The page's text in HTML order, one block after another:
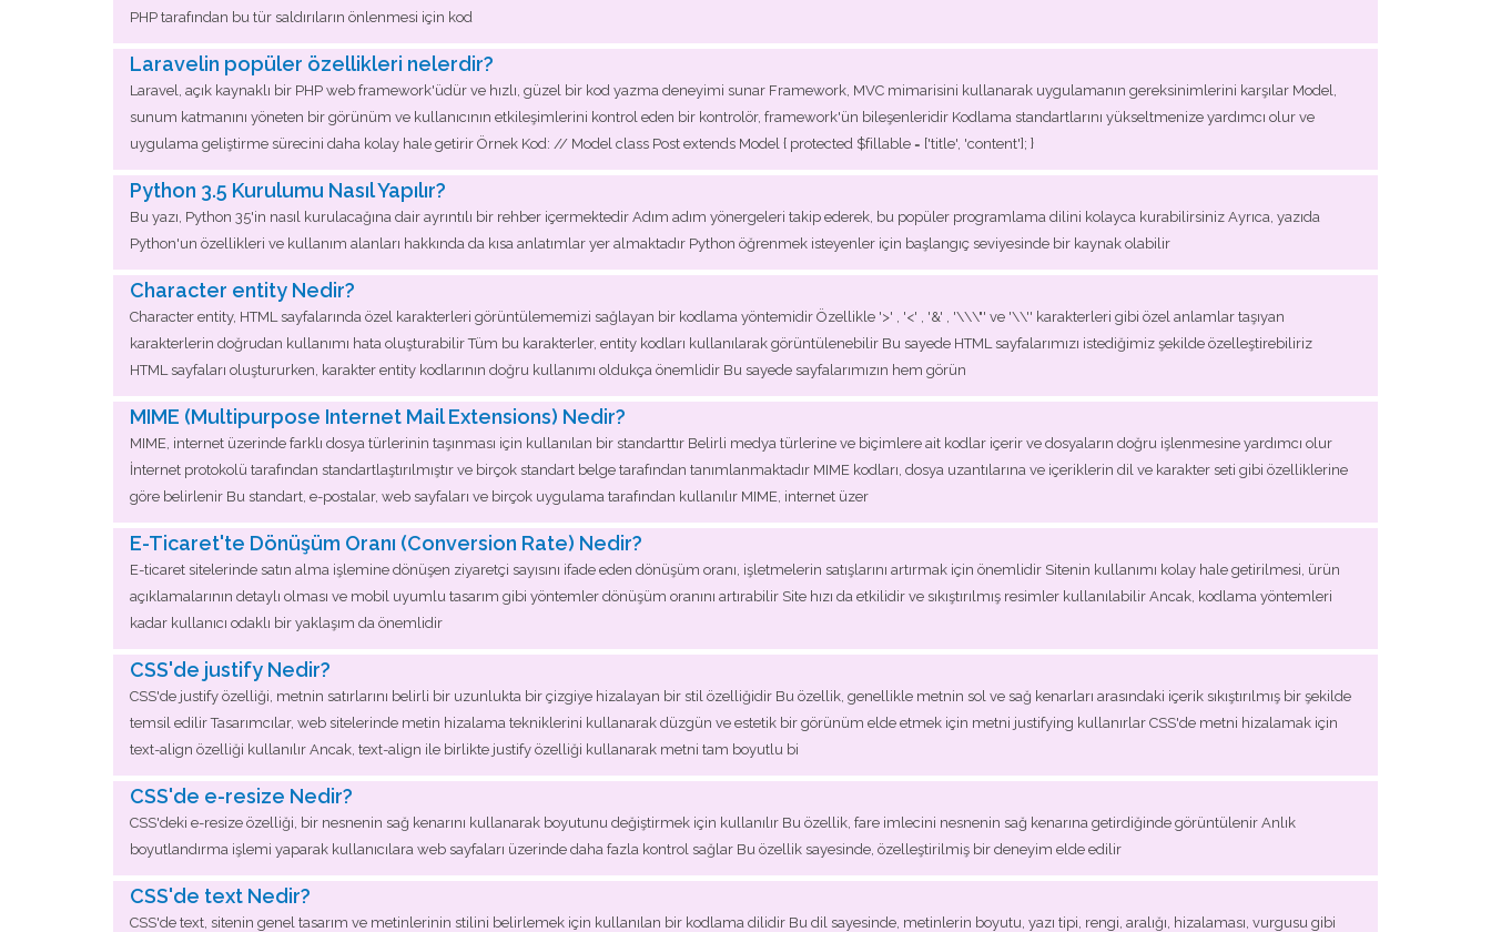
PHP tarafından bu tür saldırıların önlenmesi için kod
Laravelin popüler özellikleri nelerdir?
Laravel, açık kaynaklı bir PHP web framework'üdür ve hızlı, güzel bir kod yazma deneyimi sunar Framework, MVC mimarisini kullanarak uygulamanın gereksinimlerini karşılar Model,
sunum katmanını yöneten bir görünüm ve kullanıcının etkileşimlerini kontrol eden bir kontrolör, framework'ün bileşenleridir Kodlama standartlarını yükseltmenize yardımcı olur ve
uygulama geliştirme sürecini daha kolay hale getirir Örnek Kod: // Model class Post extends Model { protected $fillable = ['title', 'content']; }
Python 3.5 Kurulumu Nasıl Yapılır?
Bu yazı, Python 35'in nasıl kurulacağına dair ayrıntılı bir rehber içermektedir Adım adım yönergeleri takip ederek, bu popüler programlama dilini kolayca kurabilirsiniz Ayrıca, yazıda
Python'un özellikleri ve kullanım alanları hakkında da kısa anlatımlar yer almaktadır Python öğrenmek isteyenler için başlangıç seviyesinde bir kaynak olabilir
Character entity Nedir?
Character entity, HTML sayfalarında özel karakterleri görüntülememizi sağlayan bir kodlama yöntemidir Özellikle '>' , '<' , '&' , '\\\"' ve '\\'' karakterleri gibi özel anlamlar taşıyan
karakterlerin doğrudan kullanımı hata oluşturabilir Tüm bu karakterler, entity kodları kullanılarak görüntülenebilir Bu sayede HTML sayfalarımızı istediğimiz şekilde özelleştirebiliriz
HTML sayfaları oluştururken, karakter entity kodlarının doğru kullanımı oldukça önemlidir Bu sayede sayfalarımızın hem görün
MIME (Multipurpose Internet Mail Extensions) Nedir?
MIME, internet üzerinde farklı dosya türlerinin taşınması için kullanılan bir standarttır Belirli medya türlerine ve biçimlere ait kodlar içerir ve dosyaların doğru işlenmesine yardımcı olur
İnternet protokolü tarafından standartlaştırılmıştır ve birçok standart belge tarafından tanımlanmaktadır MIME kodları, dosya uzantılarına ve içeriklerin dil ve karakter seti gibi özelliklerine
göre belirlenir Bu standart, e-postalar, web sayfaları ve birçok uygulama tarafından kullanılır MIME, internet üzer
E-Ticaret'te Dönüşüm Oranı (Conversion Rate) Nedir?
E-ticaret sitelerinde satın alma işlemine dönüşen ziyaretçi sayısını ifade eden dönüşüm oranı, işletmelerin satışlarını artırmak için önemlidir Sitenin kullanımı kolay hale getirilmesi, ürün
açıklamalarının detaylı olması ve mobil uyumlu tasarım gibi yöntemler dönüşüm oranını artırabilir Site hızı da etkilidir ve sıkıştırılmış resimler kullanılabilir Ancak, kodlama yöntemleri
kadar kullanıcı odaklı bir yaklaşım da önemlidir
CSS'de justify Nedir?
CSS'de justify özelliği, metnin satırlarını belirli bir uzunlukta bir çizgiye hizalayan bir stil özelliğidir Bu özellik, genellikle metnin sol ve sağ kenarları arasındaki içerik sıkıştırılmış bir şekilde
temsil edilir Tasarımcılar, web sitelerinde metin hizalama tekniklerini kullanarak düzgün ve estetik bir görünüm elde etmek için metni justifying kullanırlar CSS'de metni hizalamak için
text-align özelliği kullanılır Ancak, text-align ile birlikte justify özelliği kullanarak metni tam boyutlu bi
CSS'de e-resize Nedir?
CSS'deki e-resize özelliği, bir nesnenin sağ kenarını kullanarak boyutunu değiştirmek için kullanılır Bu özellik, fare imlecini nesnenin sağ kenarına getirdiğinde görüntülenir Anlık
boyutlandırma işlemi yaparak kullanıcılara web sayfaları üzerinde daha fazla kontrol sağlar Bu özellik sayesinde, özelleştirilmiş bir deneyim elde edilir
CSS'de text Nedir?
CSS'de text, sitenin genel tasarım ve metinlerinin stilini belirlemek için kullanılan bir kodlama dilidir Bu dil sayesinde, metinlerin boyutu, yazı tipi, rengi, aralığı, hizalaması, vurgusu gibi